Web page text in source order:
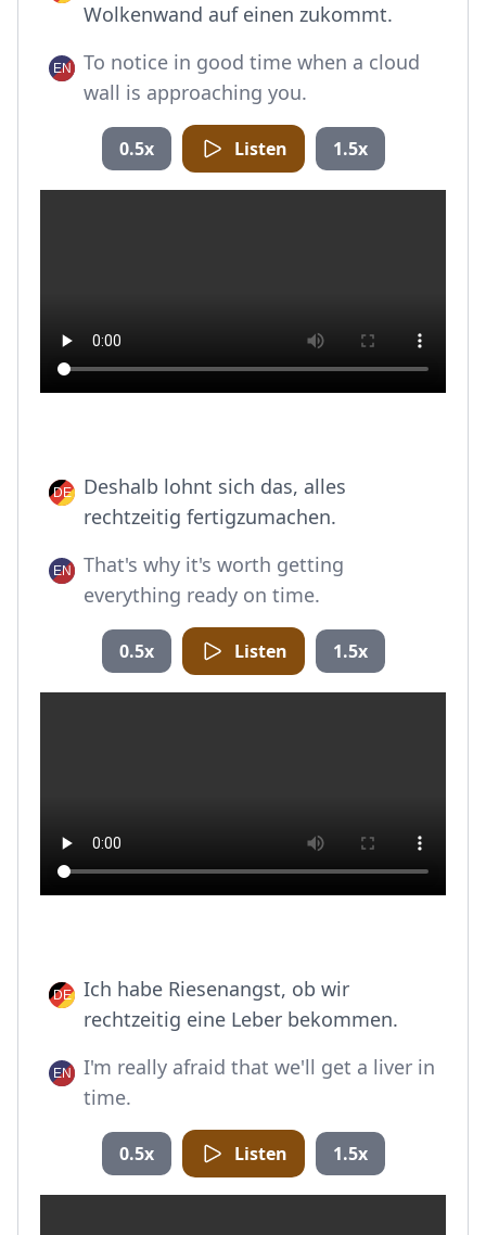
Wolkenwand auf einen zukommt.
To notice in good time when a cloud
wall is approaching you.
0.5x Listen 1.5x
Deshalb lohnt sich das, alles
rechtzeitig fertigzumachen.
That's why it's worth getting
everything ready on time.
0.5x Listen 1.5x
Ich habe Riesenangst, ob wir
rechtzeitig eine Leber bekommen.
I'm really afraid that we'll get a liver in
time.
0.5x Listen 1.5x